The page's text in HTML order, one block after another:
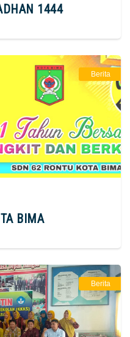
1444
Berita
BIMA
Berita